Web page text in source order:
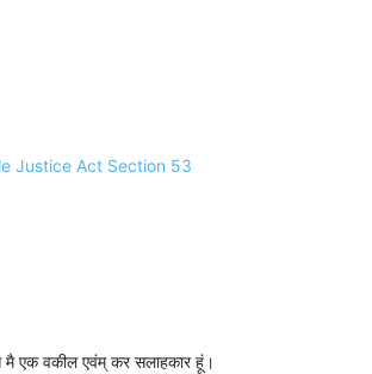
Justice Act Section 53
मै एक वकील एवंम् कर सलाहकार हूं।